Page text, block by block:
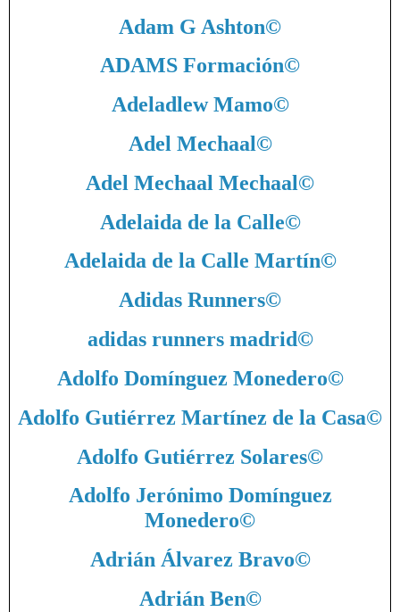
Adam G Ashton©
ADAMS Formación©
Adeladlew Mamo©
Adel Mechaal©
Adel Mechaal Mechaal©
Adelaida de la Calle©
Adelaida de la Calle Martín©
Adidas Runners©
adidas runners madrid©
Adolfo Domínguez Monedero©
Adolfo Gutiérrez Martínez de la Casa©
Adolfo Gutiérrez Solares©
Adolfo Jerónimo Domínguez
Monedero©
Adrián Álvarez Bravo©
Adrián Ben©